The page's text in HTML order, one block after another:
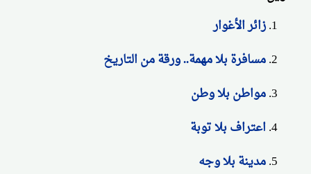
زائر الأغوار
مسافرة بلا مهمة.. ورقة من التاريخ
مواطن بلا وطن
اعتراف بلا توبة
مدينة بلا وجه